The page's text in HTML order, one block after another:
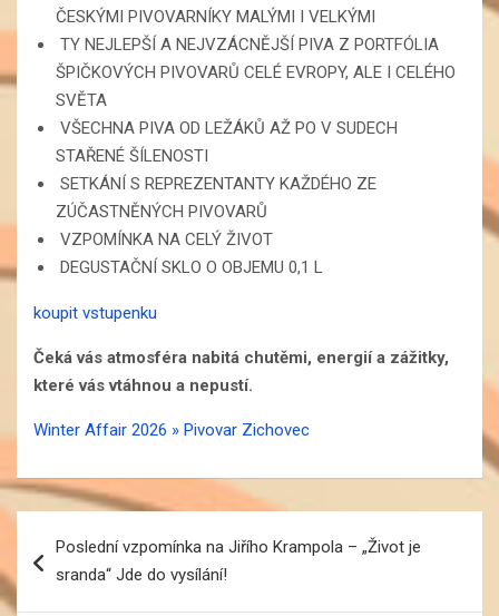
ČESKÝMI PIVOVARNÍKY MALÝMI I VELKÝMI
TY NEJLEPŠÍ A NEJVZÁCNĚJŠÍ PIVA Z PORTFÓLIA
ŠPIČKOVÝCH PIVOVARŮ CELÉ EVROPY, ALE I CELÉHO
SVĚTA
VŠECHNA PIVA OD LEŽÁKŮ AŽ PO V SUDECH
STAŘENÉ ŠÍLENOSTI
SETKÁNÍ S REPREZENTANTY KAŽDÉHO ZE
ZÚČASTNĚNÝCH PIVOVARŮ
VZPOMÍNKA NA CELÝ ŽIVOT
DEGUSTAČNÍ SKLO O OBJEMU 0,1 L
koupit vstupenku
Čeká vás atmosféra nabitá chutěmi, energií a zážitky,
které vás vtáhnou a nepustí.
Winter Affair 2026 » Pivovar Zichovec
Navigace
pro
příspěvek
Poslední vzpomínka na Jiřího Krampola – „Život je
sranda“ Jde do vysílání!